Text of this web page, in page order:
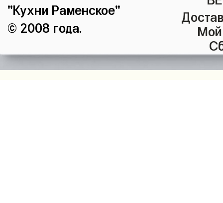
"Кухни Раменское"
© 2008 года.